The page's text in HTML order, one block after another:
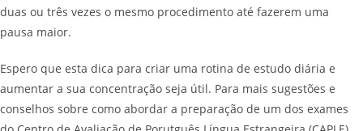
duas ou três vezes o mesmo procedimento até fazerem uma
pausa maior.
Espero que esta dica para criar uma rotina de estudo diária e
aumentar a sua concentração seja útil. Para mais sugestões e
conselhos sobre como abordar a preparação de um dos exames